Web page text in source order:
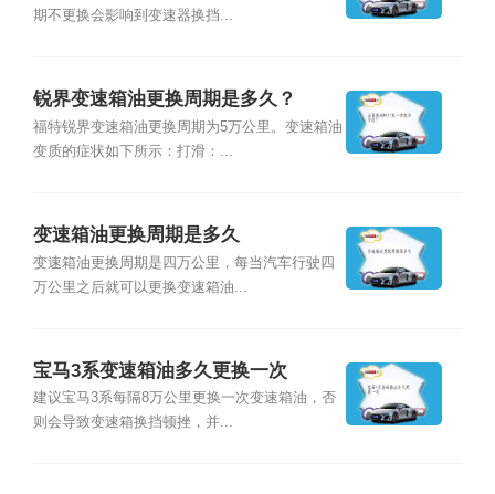
期不更换会影响到变速器换挡...
锐界变速箱油更换周期是多久？
福特锐界变速箱油更换周期为5万公里。变速箱油
变质的症状如下所示：打滑：...
变速箱油更换周期是多久
变速箱油更换周期是四万公里，每当汽车行驶四
万公里之后就可以更换变速箱油...
宝马3系变速箱油多久更换一次
建议宝马3系每隔8万公里更换一次变速箱油，否
则会导致变速箱换挡顿挫，并...